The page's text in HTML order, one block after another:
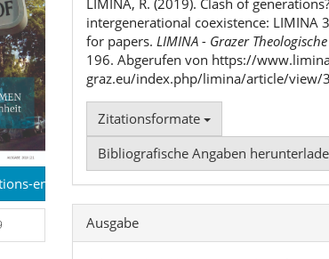
engl.pdf (English)
LIMINA, R. (2019). Clash of
intergenerational coexistence: LIMINA
for papers.LIMINA - Grazer
196. Abgerufen von https://
graz.eu/index.php/limina/article/view/
Zitationsformate
Bibliografische Angaben
Ausgabe